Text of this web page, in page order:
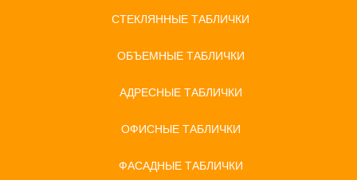
СТЕКЛЯННЫЕ ТАБЛИЧКИ
ОБЪЕМНЫЕ ТАБЛИЧКИ
АДРЕСНЫЕ ТАБЛИЧКИ
ОФИСНЫЕ ТАБЛИЧКИ
ФАСАДНЫЕ ТАБЛИЧКИ